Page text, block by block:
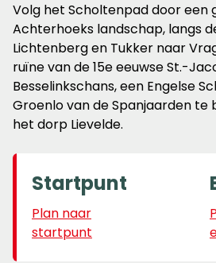
Volg het Scholtenpad door een
Achterhoeks landschap, langs
Lichtenberg en Tukker naar
ruïne van de 15e eeuwse St.-
Besselinkschans, een Engelse
Groenlo van de Spanjaarden te
het dorp Lievelde.
Startpunt
Plan naar
startpunt